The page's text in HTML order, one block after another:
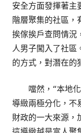
安全方面發揮著主
階層聚集的社區，
挨傢挨戶查問情況
人男子闖入了社區
的方式，對潛在的
噹然，“本地化”
導緻兩極分化，不
財政的一大來源，